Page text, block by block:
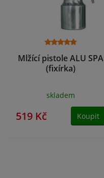
Mlžící pistole ALU SPA
(fixírka)
skladem
519 Kč Koupit